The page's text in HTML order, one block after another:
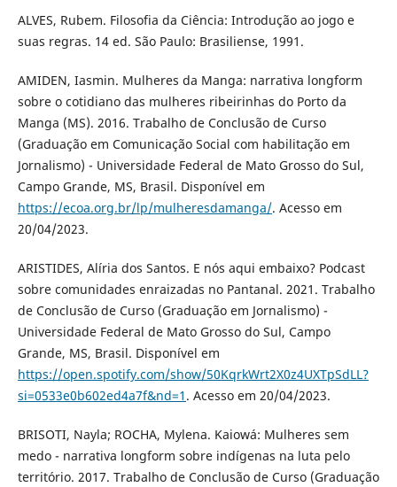
ALVES, Rubem. Filosofia da Ciência: Introdução ao jogo e
suas regras. 14 ed. São Paulo: Brasiliense, 1991.
AMIDEN, Iasmin. Mulheres da Manga: narrativa longform
sobre o cotidiano das mulheres ribeirinhas do Porto da
Manga (MS). 2016. Trabalho de Conclusão de Curso
(Graduação em Comunicação Social com habilitação em
Jornalismo) - Universidade Federal de Mato Grosso do Sul,
Campo Grande, MS, Brasil. Disponível em
https://ecoa.org.br/lp/mulheresdamanga/. Acesso em
20/04/2023.
ARISTIDES, Alíria dos Santos. E nós aqui embaixo? Podcast
sobre comunidades enraizadas no Pantanal. 2021. Trabalho
de Conclusão de Curso (Graduação em Jornalismo) -
Universidade Federal de Mato Grosso do Sul, Campo
Grande, MS, Brasil. Disponível em
https://open.spotify.com/show/50KqrkWrt2X0z4UXTpSdLL?
si=0533e0b602ed4a7f&nd=1 . Acesso em 20/04/2023.
BRISOTI, Nayla; ROCHA, Mylena. Kaiowá: Mulheres sem
medo - narrativa longform sobre indígenas na luta pelo
território. 2017. Trabalho de Conclusão de Curso (Graduação